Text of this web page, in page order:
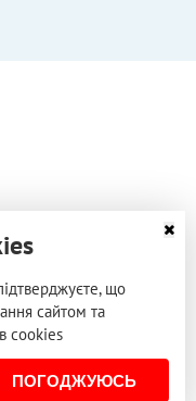
що
сайтом та
cookies
ПОГОДЖУЮСЬ